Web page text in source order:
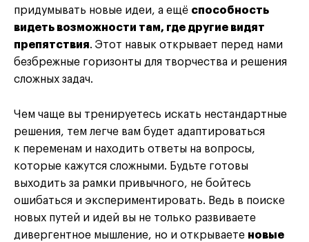
придумывать новые идеи, а ещё способность
видеть возможности там, где другие видят
препятствия. Этот навык открывает перед нами
безбрежные горизонты для творчества и решения
сложных задач.
Чем чаще вы тренируетесь искать нестандартные
решения, тем легче вам будет адаптироваться
к переменам и находить ответы на вопросы,
которые кажутся сложными. Будьте готовы
выходить за рамки привычного, не бойтесь
ошибаться и экспериментировать. Ведь в поиске
новых путей и идей вы не только развиваете
дивергентное мышление, но и открываете новые